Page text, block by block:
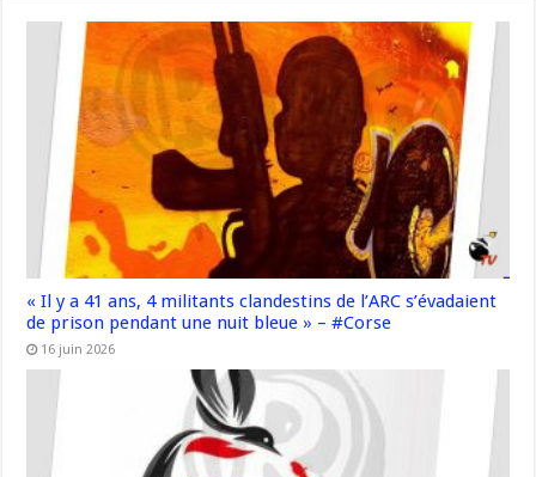
« Il y a 41 ans, 4 militants clandestins de l’ARC s’évadaient
de prison pendant une nuit bleue » – #Corse
16 juin 2026